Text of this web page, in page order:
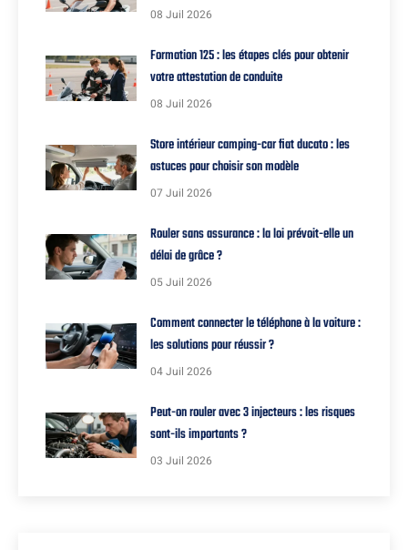
08 Juil 2026
Formation 125 : les étapes clés pour obtenir
votre attestation de conduite
08 Juil 2026
Store intérieur camping-car fiat ducato : les
astuces pour choisir son modèle
07 Juil 2026
Rouler sans assurance : la loi prévoit-elle un
délai de grâce ?
05 Juil 2026
Comment connecter le téléphone à la voiture :
les solutions pour réussir ?
04 Juil 2026
Peut-on rouler avec 3 injecteurs : les risques
sont-ils importants ?
03 Juil 2026